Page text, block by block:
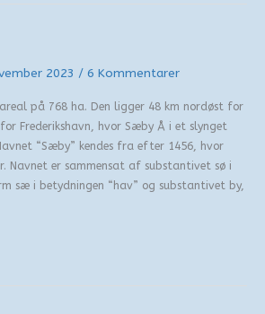
2023 / 6 Kommentarer
på 768 ha. Den ligger 48 km nordøst for
Frederikshavn, hvor Sæby Å i et slynget
“Sæby” kendes fra efter 1456, hvor
Navnet er sammensat af substantivet sø i
sæ i betydningen “hav” og substantivet by,